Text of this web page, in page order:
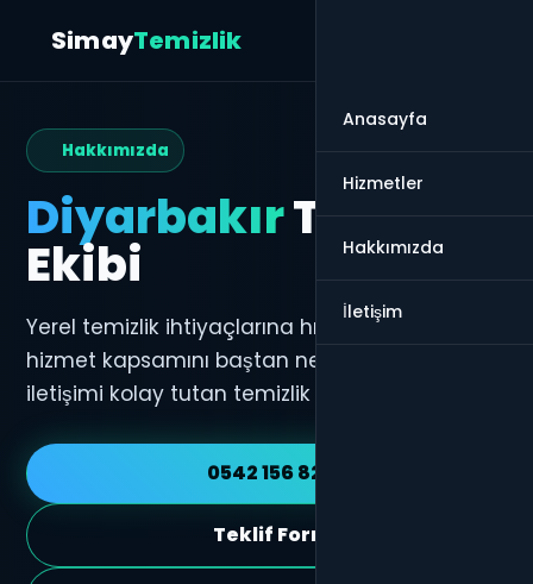
SimayTemizlik
Anasayfa
Hizmetler
Hakkımızda
İletişim
Hakkımızda
DiyarbakırTemizlik
Ekibi
Yerel temizlik ihtiyaçlarına hızlı dönüş veren,
hizmet kapsamını baştan netleştiren ve
iletişimi kolay tutan temizlik sayfası yapısı.
0542 156 82 35
Teklif Formu